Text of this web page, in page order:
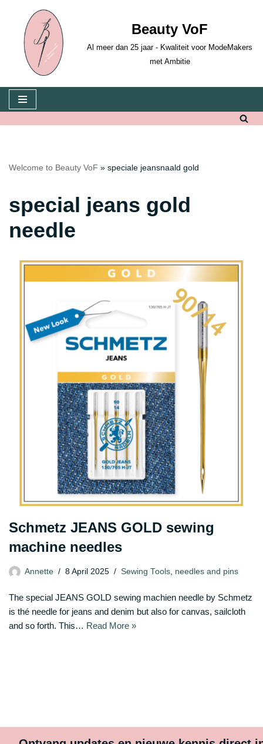
Skip
content
Beauty VoF
Al meer dan 25 jaar - Kwaliteit voor ModeMakers
met Ambitie
Welcome to Beauty VoF » speciale jeansnaald gold
special jeans gold
needle
Schmetz JEANS GOLD sewing
machine needles
Annette 8 April 2025 Sewing Tools, needles and pins
The special JEANS GOLD sewing machien needle by Schmetz
is thé needle for jeans and denim but also for canvas, sailcloth
and so forth. This… Read More »